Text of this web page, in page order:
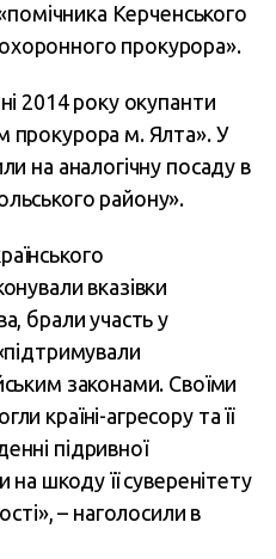
Керченського
прокурора».
2014 року окупанти
прокурора м. Ялта». У
на аналогічну посаду в
району».
вказівки
брали участь у
законами. Своїми
країні-агресору та її
підривної
на шкоду її суверенітету
– наголосили в